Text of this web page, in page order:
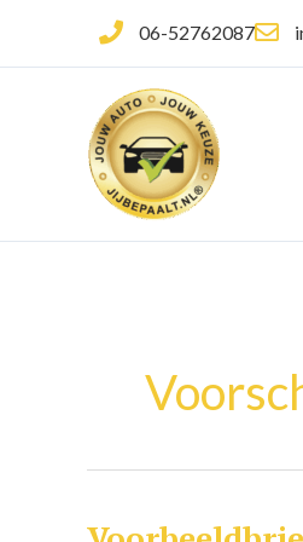
de
06-52762087
Voorbeeldbrief